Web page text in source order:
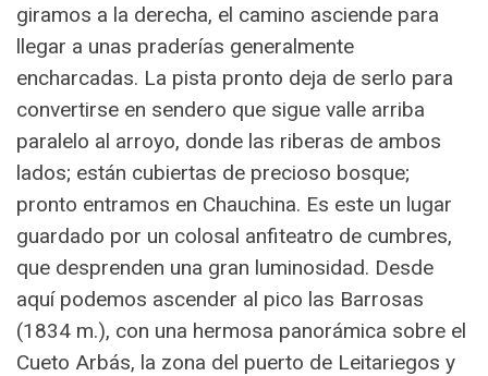
giramos a la derecha, el camino asciende para
llegar a unas praderías generalmente
encharcadas. La pista pronto deja de serlo para
convertirse en sendero que sigue valle arriba
paralelo al arroyo, donde las riberas de ambos
lados; están cubiertas de precioso bosque;
pronto entramos en Chauchina. Es este un lugar
guardado por un colosal anfiteatro de cumbres,
que desprenden una gran luminosidad. Desde
aquí podemos ascender al pico las Barrosas
(1834 m.), con una hermosa panorámica sobre el
Cueto Arbás, la zona del puerto de Leitariegos y